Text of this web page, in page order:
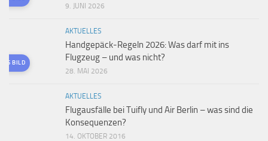
9. JUNI 2026
BILD
AKTUELLES
Handgepäck-Regeln 2026: Was darf mit ins
Flugzeug – und was nicht?
28. MAI 2026
AKTUELLES
Flugausfälle bei Tuifly und Air Berlin – was sind die
Konsequenzen?
14. OKTOBER 2016